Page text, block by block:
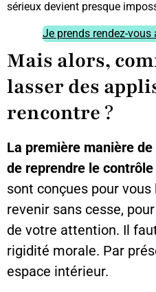
sérieux devient presque
Je prends rendez-vous
Mais alors,
lasser des
rencontre ?
La première manière
de reprendre le
sont conçues pour
revenir sans cesse,
de votre attention. Il
rigidité morale. Par
espace intérieur.